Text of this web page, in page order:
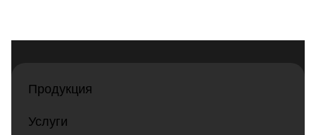
Продукция
Услуги